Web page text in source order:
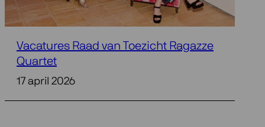
Vacatures Raad van Toezicht Ragazze
Quartet
17 april 2026